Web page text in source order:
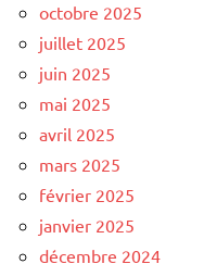
octobre 2025
juillet 2025
juin 2025
mai 2025
avril 2025
mars 2025
février 2025
janvier 2025
décembre 2024